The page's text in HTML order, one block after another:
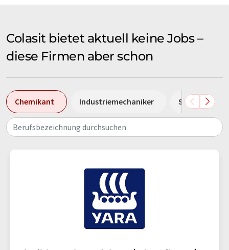
Colasit bietet aktuell keine Jobs –
diese Firmen aber schon
Chemikant Industriemechaniker Sales
Berufsbezeichnung durchsuchen